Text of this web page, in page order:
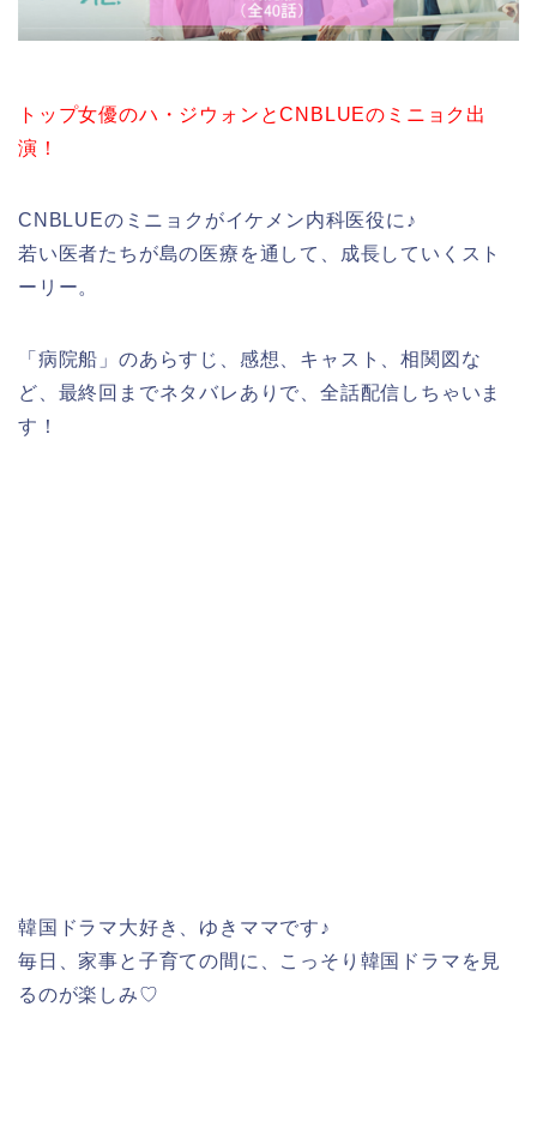
トップ女優のハ・ジウォンとCNBLUEのミニョク出
演！
CNBLUEのミニョクがイケメン内科医役に♪
若い医者たちが島の医療を通して、成長していくスト
ーリー。
「病院船」のあらすじ、感想、キャスト、相関図な
ど、最終回までネタバレありで、全話配信しちゃいま
す！
韓国ドラマ大好き、ゆきママです♪
毎日、家事と子育ての間に、こっそり韓国ドラマを見
るのが楽しみ♡